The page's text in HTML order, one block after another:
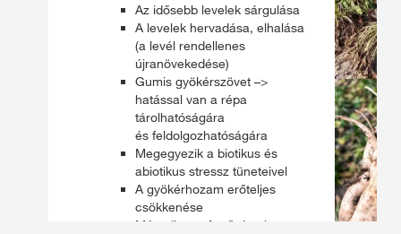
Az idősebb levelek sárgulása
A levelek hervadása, elhalása
(a levél rendellenes
újranövekedése)
Gumis gyökérszövet –>
hatással van a répa
tárolhatóságára
és feldolgozhatóságára
Megegyezik a biotikus és
abiotikus stressz tüneteivel
A gyökérhozam erőteljes
csökkenése
Másodlagos fertőzés pl.